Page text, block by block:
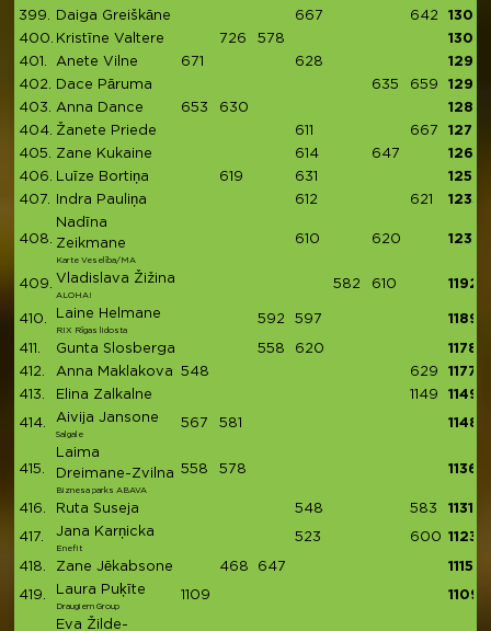
399.
Daiga Greiškāne 667 642
1309
400.
Kristīne Valtere 726 578
1304
401.
Anete Vilne 671 628
1299
402.
Dace Pāruma 635 659
1294
403.
Anna Dance 653 630
1283
404.
Žanete Priede 611 667
1278
405.
Zane Kukaine 614 647
1261
406.
Luīze Bortiņa 619 631
1250
407.
Indra Pauliņa 612 621 1233
408.
Nadīna
Zeikmane
Karte Veselība/MA
610 620 1230
409. Vladislava Žižina
ALOHA!
582 610 1192
410. Laine Helmane
RIX Rīgas lidosta
592 597 1189
411. Gunta Slosberga 558 620
1178
412.
Anna Maklakova 548 629
1177
413.
Elina Zalkalne 1149 1149
414. Aivija Jansone
Salgale
567 581 1148
415.
Laima
Dreimane-Zvilna
Biznesa parks ABAVA
558 578 1136
416. Ruta Suseja 548 583 1131
417. Jana Karņicka
Enefit
523 600 1123
418. Zane Jēkabsone 468 647 1115
419. Laura Puķīte
Draugiem Group
1109 1109
Eva Žilde-